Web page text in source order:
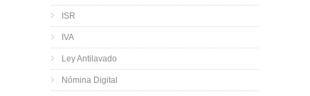
ISR
IVA
Ley Antilavado
Nómina Digital